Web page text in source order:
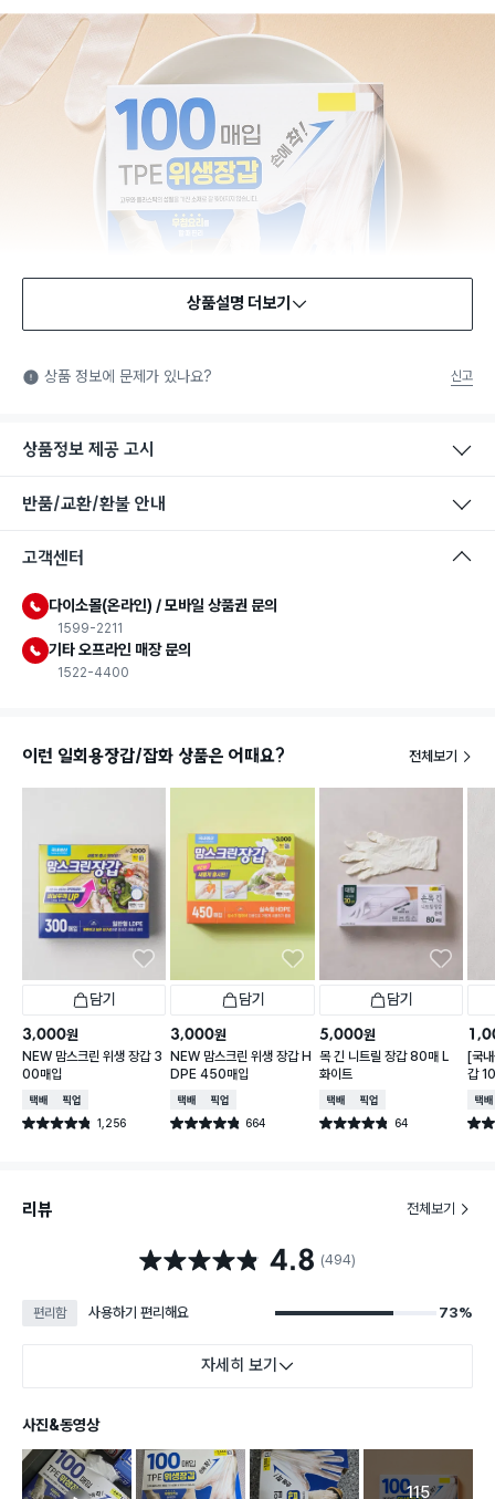
식품용 기구: 식품위생법에서 정한 규격에 따라 제조되어 식품 또
는 식품첨가물에 사용할 수 있는 식품용기구라는 표시입니다.
상품설명 더보기
상품 정보에 문제가 있나요? 신고
상품정보 제공 고시
반품/교환/환불 안내
고객센터
다이소몰(온라인) / 모바일 상품권 문의
1599-2211
기타 오프라인 매장 문의
1522-4400
이런 일회용장갑/잡화 상품은 어때요? 전체보기
담기
3,000원
NEW 맘스크린 위생 장갑 3
00매입
택배배송매장픽업
별점 4.8점 1,256
건 작성
담기
3,000원
NEW 맘스크린 위생 장갑 H
DPE 450매입
택배배송매장픽업
별점 4.8점 664
건 작성
담기
5,000원
목 긴 니트릴 장갑 80매 L
화이트
택배배송매장픽업
별점 4.8점 64
건 작성
[국
갑
택배
별점
리뷰 전체보기
별점 4.8점 4.8 (494)
편리함 사용하기 편리해요 73%
자세히 보기
사진&동영상
115